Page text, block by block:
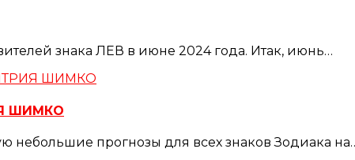
знака ЛЕВ в июне 2024 года. Итак, июнь…
ШИМКО
небольшие прогнозы для всех знаков Зодиака